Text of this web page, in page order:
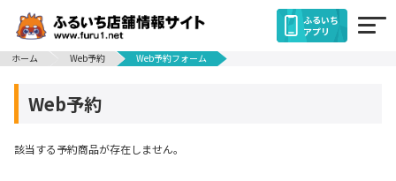
ふるいち
アプリ
ホーム
Web予約 Web予約フォーム
Web予約
該当する予約商品が存在しません。